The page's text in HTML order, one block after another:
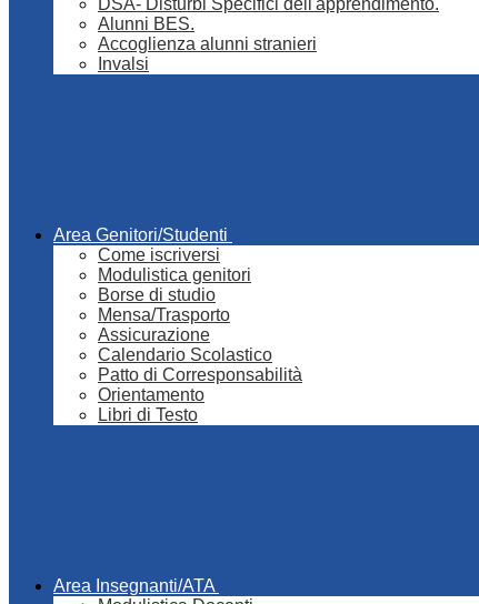
DSA- Disturbi Specifici dell'apprendimento.
Alunni BES.
Accoglienza alunni stranieri
Invalsi
Area Genitori/Studenti
Come iscriversi
Modulistica genitori
Borse di studio
Mensa/Trasporto
Assicurazione
Calendario Scolastico
Patto di Corresponsabilità
Orientamento
Libri di Testo
Area Insegnanti/ATA